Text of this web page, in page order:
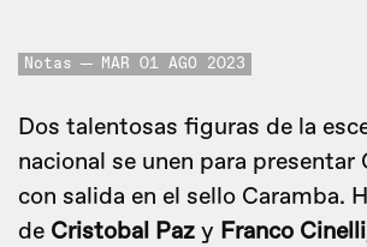
Notas MAR 01 AGO 2023
Dos talentosas figuras de la
nacional se unen para presentar
con salida en el sello Caramba.
de Cristobal Paz y Franco Cinelli